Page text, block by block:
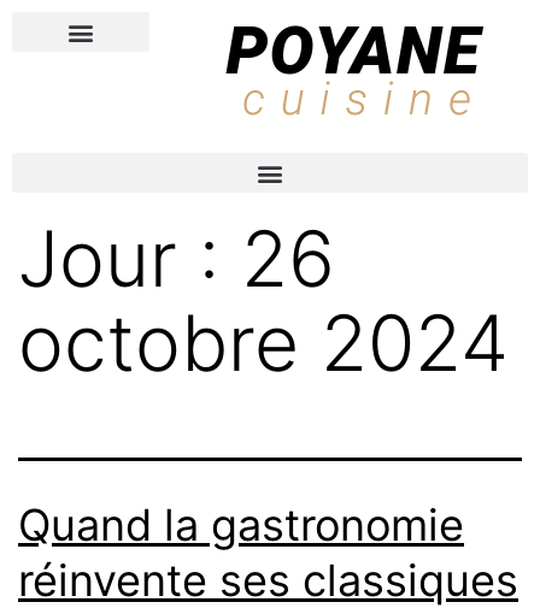
Jour : 26
octobre 2024
Quand la gastronomie
réinvente ses classiques